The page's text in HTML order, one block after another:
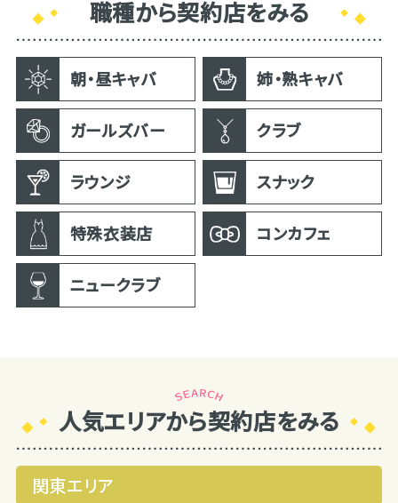
職種から契約店をみる
朝・昼キャバ 姉・熟キャバ
ガールズバー クラブ
ラウンジ スナック
特殊衣装店 コンカフェ
ニュークラブ
人気エリアから契約店をみる
関東エリア